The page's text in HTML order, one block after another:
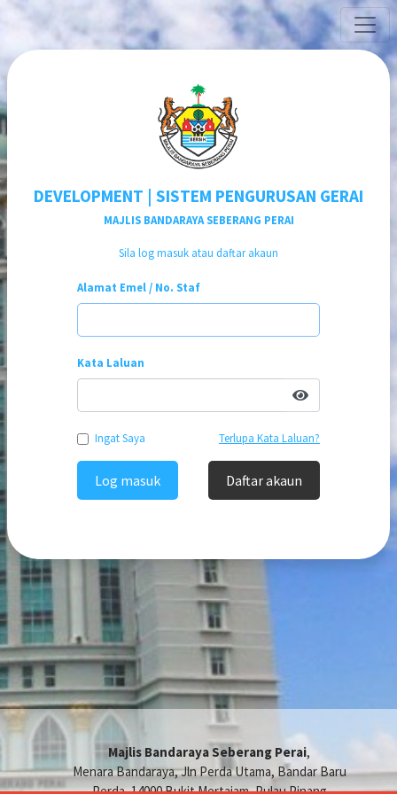
DEVELOPMENT | SISTEM PENGURUSAN GERAI
MAJLIS BANDARAYA SEBERANG PERAI
Sila log masuk atau daftar akaun
Alamat Emel / No. Staf
Kata Laluan
Ingat Saya Terlupa Kata Laluan?
Log masuk Daftar akaun
Majlis Bandaraya Seberang Perai,
Menara Bandaraya, Jln Perda Utama, Bandar Baru